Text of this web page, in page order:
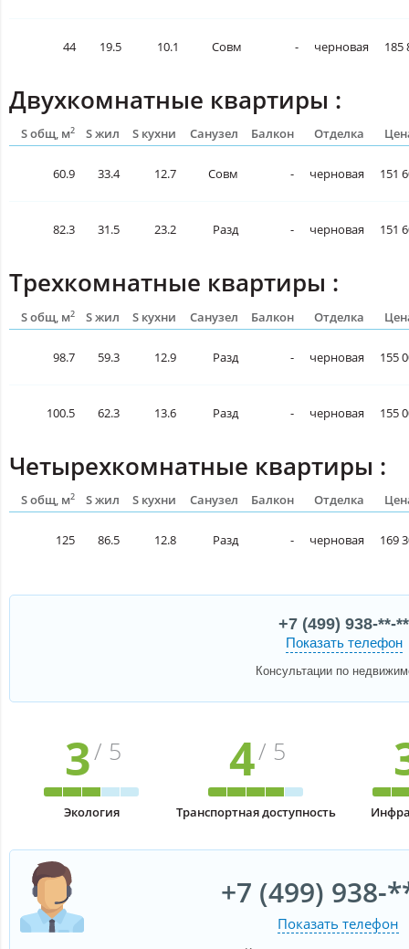
44 19.5 10.1 Совм - черновая 185
Двухкомнатные квартиры :
S общ, м2 S жил S кухни Санузел Балкон Отделка
60.9 33.4 12.7 Совм - черновая 151
82.3 31.5 23.2 Разд - черновая 151
Трехкомнатные квартиры :
S общ, м2 S жил S кухни Санузел Балкон Отделка
98.7 59.3 12.9 Разд - черновая 155
100.5 62.3 13.6 Разд - черновая 155
Четырехкомнатные квартиры :
S общ, м2 S жил S кухни Санузел Балкон Отделка
125 86.5 12.8 Разд - черновая 169
+7 (499) 938-**-**
Показать телефон
Консультации по
3/ 5
Экология
4/ 5
Транспортная доступность
+7 (499) 938-
Показать телефон